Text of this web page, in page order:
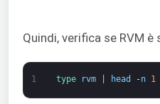
Quindi, verifica se RVM
1 type rvm head -n 1